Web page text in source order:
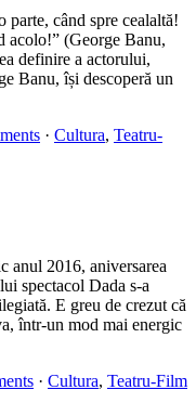
parte, când spre cealaltă!
acolo!” (George Banu,
definire a actorului,
Banu, își descoperă un
· Cultura, Teatru-
anul 2016, aniversarea
spectacol Dada s-a
E greu de crezut că
într-un mod mai energic
· Cultura, Teatru-Film